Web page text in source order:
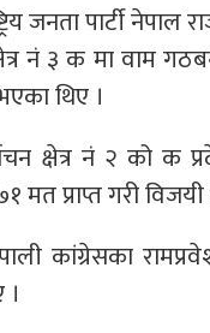
जनता पार्टी
नं ३ क मा वाम
थिए ।
क्षेत्र नं २ को
प्राप्त गरी
कांग्रेसका